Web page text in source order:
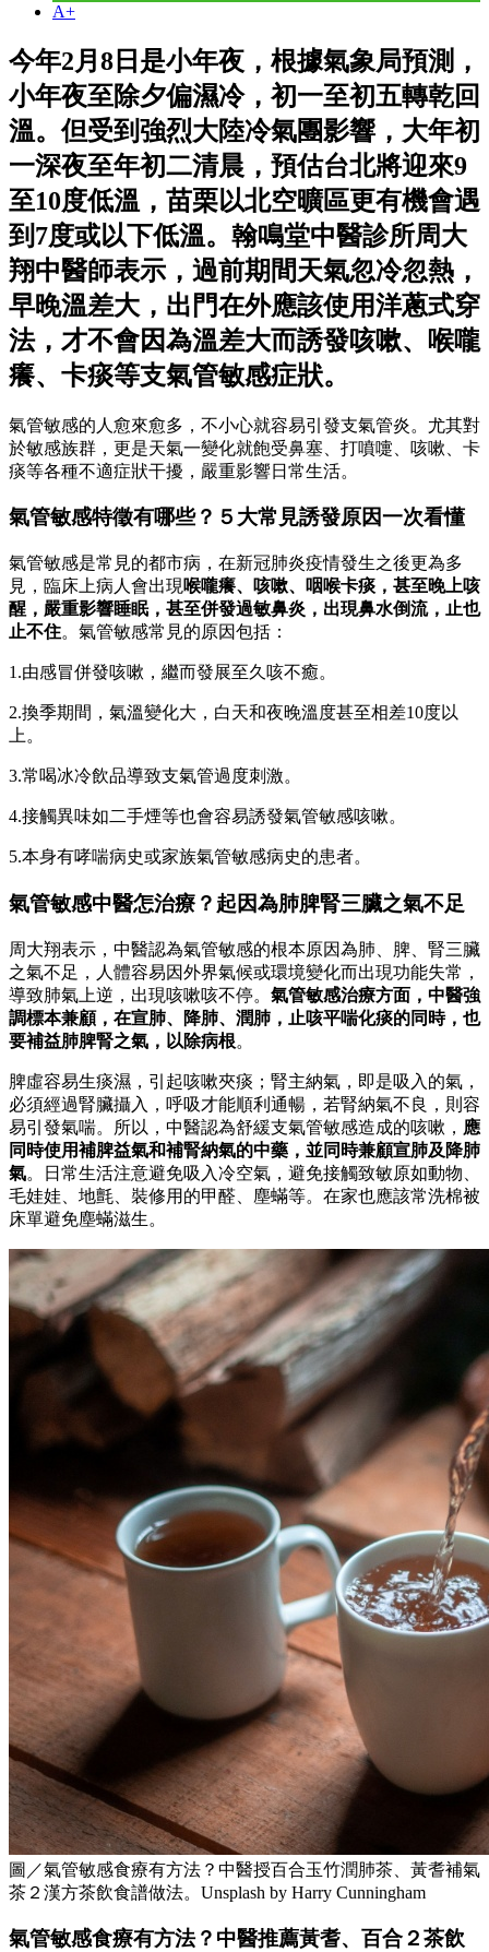
A+
今年2月8日是小年夜，根據氣象局預測，
小年夜至除夕偏濕冷，初一至初五轉乾回
溫。但受到強烈大陸冷氣團影響，大年初
一深夜至年初二清晨，預估台北將迎來9
至10度低溫，苗栗以北空曠區更有機會遇
到7度或以下低溫。翰鳴堂中醫診所周大
翔中醫師表示，過前期間天氣忽冷忽熱，
早晚溫差大，出門在外應該使用洋蔥式穿
法，才不會因為溫差大而誘發咳嗽、喉嚨
癢、卡痰等支氣管敏感症狀。
氣管敏感的人愈來愈多，不小心就容易引發支氣管炎。尤其對
於敏感族群，更是天氣一變化就飽受鼻塞、打噴嚏、咳嗽、卡
痰等各種不適症狀干擾，嚴重影響日常生活。
氣管敏感特徵有哪些？５大常見誘發原因一次看懂
氣管敏感是常見的都市病，在新冠肺炎疫情發生之後更為多
見，臨床上病人會出現 喉嚨癢、咳嗽、咽喉卡痰，甚至晚上咳
醒，嚴重影響睡眠，甚至併發過敏鼻炎，出現鼻水倒流，止也
止不住。氣管敏感常見的原因包括：
1.由感冒併發咳嗽，繼而發展至久咳不癒。
2.換季期間，氣溫變化大，白天和夜晚溫度甚至相差10度以
上。
3.常喝冰冷飲品導致支氣管過度刺激。
4.接觸異味如二手煙等也會容易誘發氣管敏感咳嗽。
5.本身有哮喘病史或家族氣管敏感病史的患者。
氣管敏感中醫怎治療？起因為肺脾腎三臟之氣不足
周大翔表示，中醫認為氣管敏感的根本原因為肺、脾、腎三臟
之氣不足，人體容易因外界氣候或環境變化而出現功能失常，
導致肺氣上逆，出現咳嗽咳不停。 氣管敏感治療方面，中醫強
調標本兼顧，在宣肺、降肺、潤肺，止咳平喘化痰的同時，也
要補益肺脾腎之氣，以除病根。
脾虛容易生痰濕，引起咳嗽夾痰；腎主納氣，即是吸入的氣，
必須經過腎臟攝入，呼吸才能順利通暢，若腎納氣不良，則容
易引發氣喘。所以，中醫認為舒緩支氣管敏感造成的咳嗽， 應
同時使用補脾益氣和補腎納氣的中藥，並同時兼顧宣肺及降肺
氣。日常生活注意避免吸入冷空氣，避免接觸致敏原如動物、
毛娃娃、地氈、裝修用的甲醛、塵蟎等。在家也應該常洗棉被
床單避免塵蟎滋生。
圖／氣管敏感食療有方法？中醫授百合玉竹潤肺茶、黃耆補氣
茶２漢方茶飲食譜做法。Unsplash by Harry Cunningham
氣管敏感食療有方法？中醫推薦黃耆、百合２茶飲